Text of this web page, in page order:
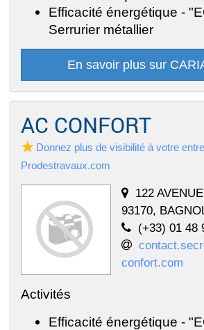
Efficacité énergétique -
Serrurier métallier
En savoir plus sur
AC CONFORT
Donnez plus de visibilité à votre
Prodestravaux.com
122
93170,
(+33) 01 48
confort.com
Activités
Efficacité énergétique -